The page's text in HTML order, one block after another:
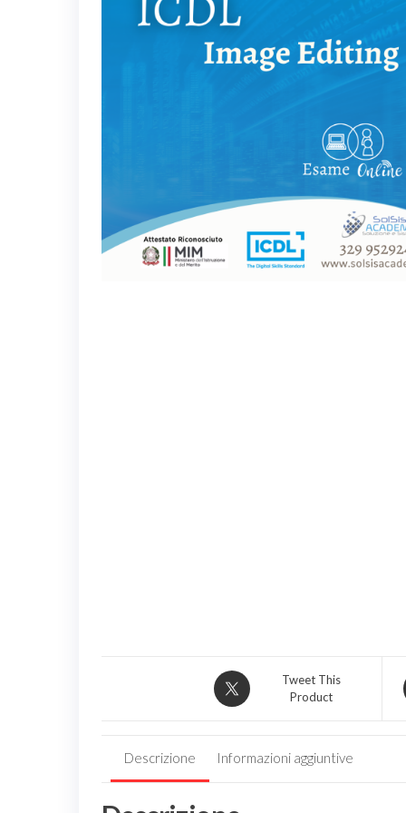
DATTILOGRAFIA
SUPER VELOCE
Tweet This
Product
Descrizione Informazioni aggiuntive